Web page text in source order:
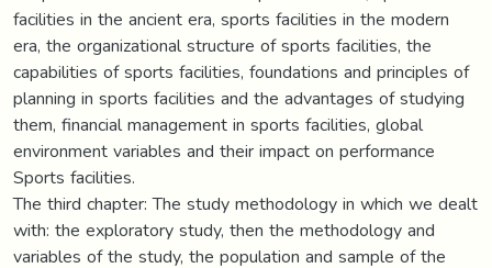
facilities in the ancient era, sports facilities in the modern
era, the organizational structure of sports facilities, the
capabilities of sports facilities, foundations and principles of
planning in sports facilities and the advantages of studying
them, financial management in sports facilities, global
environment variables and their impact on performance
Sports facilities.
The third chapter: The study methodology in which we dealt
with: the exploratory study, then the methodology and
variables of the study, the population and sample of the